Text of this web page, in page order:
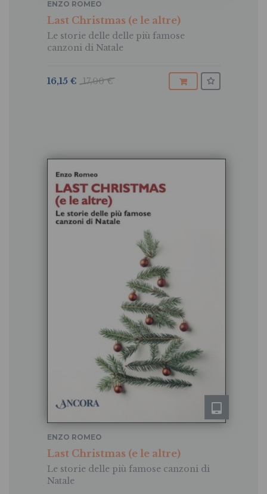
Last Christmas (e le altre)
Le storie delle delle più famose
canzoni di Natale
ENZO ROMEO
17,00 €
16,15 €
Last Christmas (e le altre)
Le storie delle più famose canzoni di
Natale
ENZO ROMEO